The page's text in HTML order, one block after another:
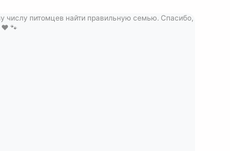
числу питомцев найти правильную семью. Спасибо,
❤️ 🐾